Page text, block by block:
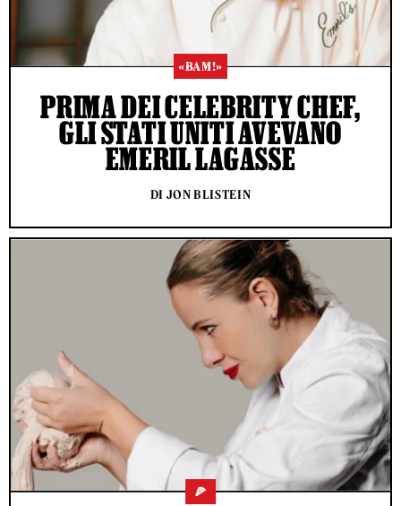
«BAM!»
PRIMA DEI CELEBRITY CHEF,
GLI STATI UNITI AVEVANO
EMERIL LAGASSE
DI JON BLISTEIN
🍕